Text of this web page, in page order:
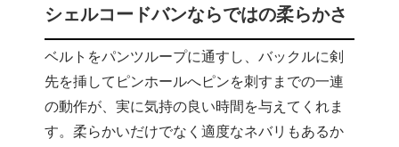
シェルコードバンならではの柔らかさ
ベルトをパンツループに通すし、バックルに剣
先を挿してピンホールへピンを刺すまでの一連
の動作が、実に気持の良い時間を与えてくれま
す。柔らかいだけでなく適度なネバリもあるか